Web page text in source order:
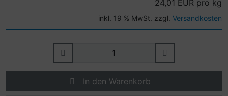
24,01 EUR pro kg
inkl. 19 % MwSt. zzgl. Versandkosten
In den Warenkorb